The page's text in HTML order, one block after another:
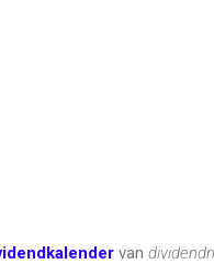
van